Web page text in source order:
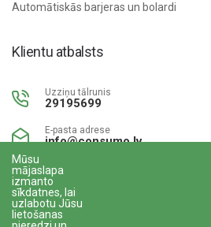
Automātiskās barjeras un bolardi
Klientu atbalsts
Uzziņu tālrunis
29195699
E-pasta adrese
info@consumo.lv
www.gudriem.lv/atrie-
Mūsu
mājaslapa
izmanto
sīkdatnes, lai
uzlabotu Jūsu
lietošanas